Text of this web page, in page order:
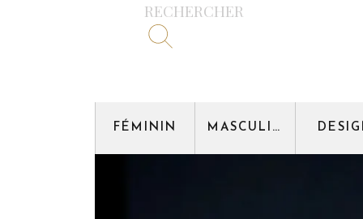
RECHERCHER
FÉMININ MASCULIN